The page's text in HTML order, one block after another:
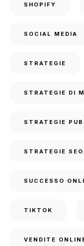
SHOPIFY
SOCIAL MEDIA
STRATEGIE
STRATEGIE DI
STRATEGIE
STRATEGIE SEO
SUCCESSO
TIKTOK
VENDITE